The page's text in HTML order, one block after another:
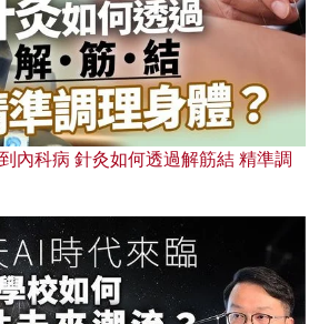
內科病 針灸如何透過解筋結 精準調